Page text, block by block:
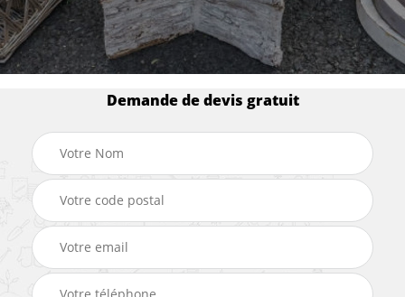
Demande de devis gratuit